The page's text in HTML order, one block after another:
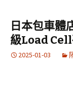
容
日本包車體
級Load
2025-01-03